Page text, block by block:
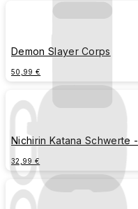
Demon Slayer Corps
50,99 €
Nichirin Katana Schwerte -
32,99 €